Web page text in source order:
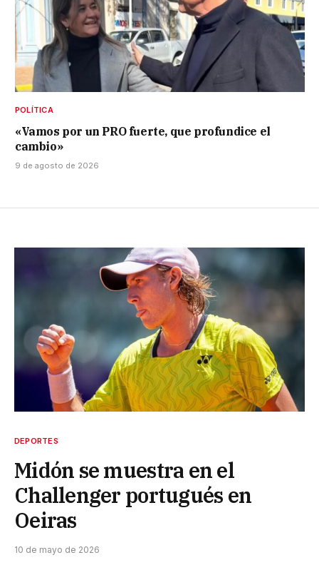
POLÍTICA
«Vamos por un PRO fuerte, que profundice el
cambio»
9 de agosto de 2026
DEPORTES
Midón se muestra en el
Challenger portugués en
Oeiras
10 de mayo de 2026